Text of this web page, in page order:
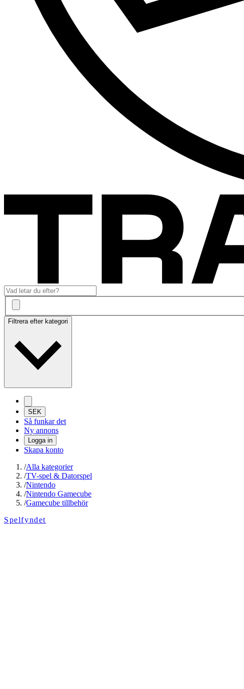
Filtrera efter kategori
SEK
Så funkar det
Ny annons
Logga in
Skapa konto
/Alla kategorier
/TV-spel & Datorspel
/Nintendo
/Nintendo Gamecube
/Gamecube tillbehör
Spelfyndet